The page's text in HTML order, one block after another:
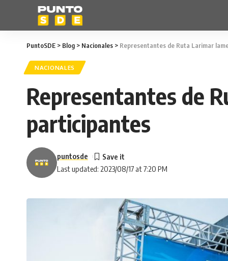
PuntoSDE > Blog > Nacionales > Representantes de Ruta Larimar
NACIONALES
Representantes de
participantes
Last updated: 2023/08/17 at 7:20 PM
puntosde